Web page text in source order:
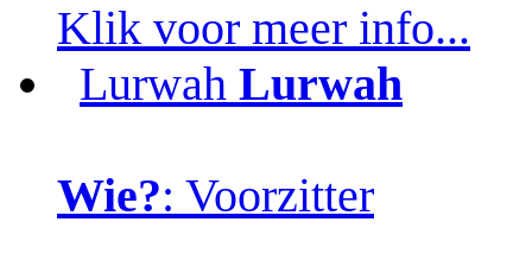
Klik voor meer info...
Lurwah Lurwah
Wie?: Voorzitter